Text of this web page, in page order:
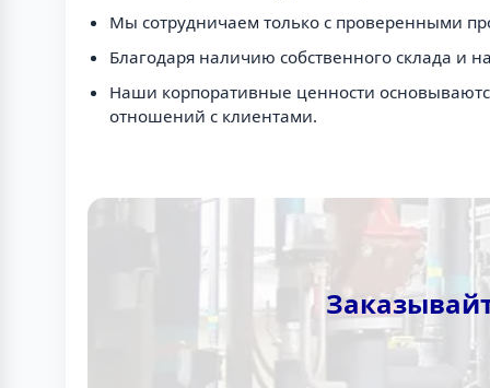
Мы сотрудничаем только с проверенными
Благодаря наличию собственного склада и
Наши корпоративные ценности
отношений с клиентами.